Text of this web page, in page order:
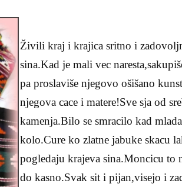
Živili kraj i krajica sritno i
sina.Kad je mali vec
pa proslaviše njegovo ošišano
njegova cace i matere!Sve sja od
kamenja.Bilo se smracilo kad
kolo.Cure ko zlatne jabuke skacu
pogledaju krajeva sina.Moncicu to
do kasno.Svak sit i pijan,visejo i